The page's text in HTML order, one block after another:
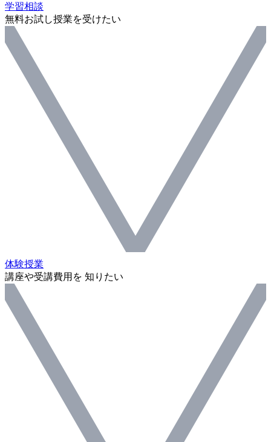
学習相談
無料お試し授業を受けたい
体験授業
講座や受講費用を 知りたい